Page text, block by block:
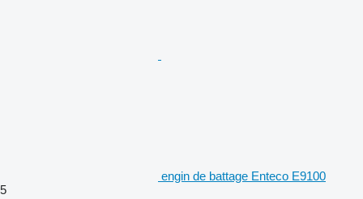
engin de battage Enteco E9100
5